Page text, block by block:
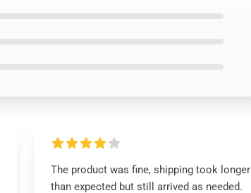
The product was fine, shipping took longer
than expected but still arrived as needed.